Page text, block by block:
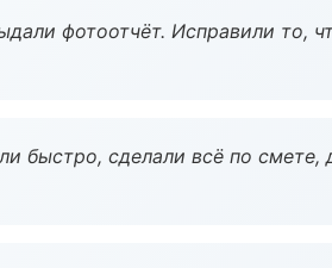
фотоотчёт. Исправили то,
быстро, сделали всё по смете,